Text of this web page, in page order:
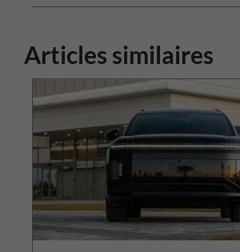
Articles similaires